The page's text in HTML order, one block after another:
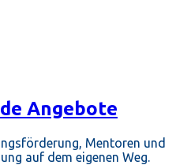
Angebote
Mentoren und
auf dem eigenen Weg.